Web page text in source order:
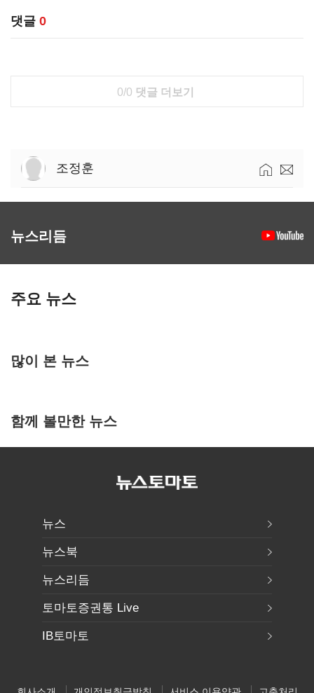
댓글 0
0/0 댓글 더보기
조정훈
뉴스리듬
주요 뉴스
많이 본 뉴스
함께 볼만한 뉴스
뉴스
뉴스북
뉴스리듬
토마토증권통 Live
IB토마토